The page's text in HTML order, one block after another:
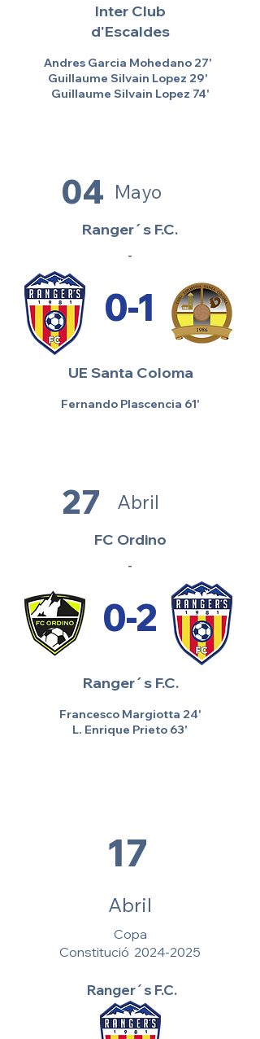
Inter Club
d'Escaldes
Andres Garcia Mohedano 27'
Guillaume Silvain Lopez 29'
Guillaume Silvain Lopez 74'
04 Mayo
Ranger´s F.C.
-
0-1
UE Santa Coloma
Fernando Plascencia 61'
27 Abril
FC Ordino
-
0-2
Ranger´s F.C.
Francesco Margiotta 24'
L. Enrique Prieto 63'
17
Abril
Copa
Constitució 2024-2025
Ranger´s F.C.